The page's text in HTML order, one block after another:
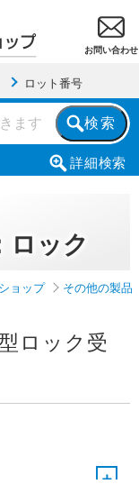
お問い合わせ
ロット番号
検索
詳細検索
ロック
ョップ その他の製品
ロック受